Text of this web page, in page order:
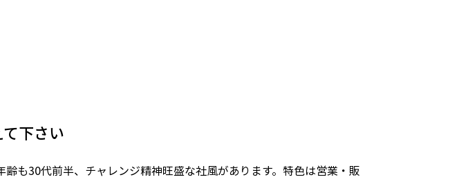
下さい
も30代前半、チャレンジ精神旺盛な社風があります。特色は営業・販